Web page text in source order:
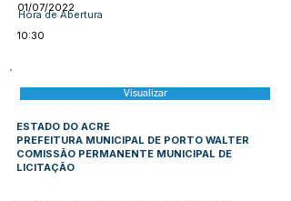
01/07/2022
Hora de Abertura
10:30
Visualizar
ESTADO DO ACRE
PREFEITURA MUNICIPAL DE PORTO WALTER
COMISSÃO PERMANENTE MUNICIPAL DE
LICITAÇÃO